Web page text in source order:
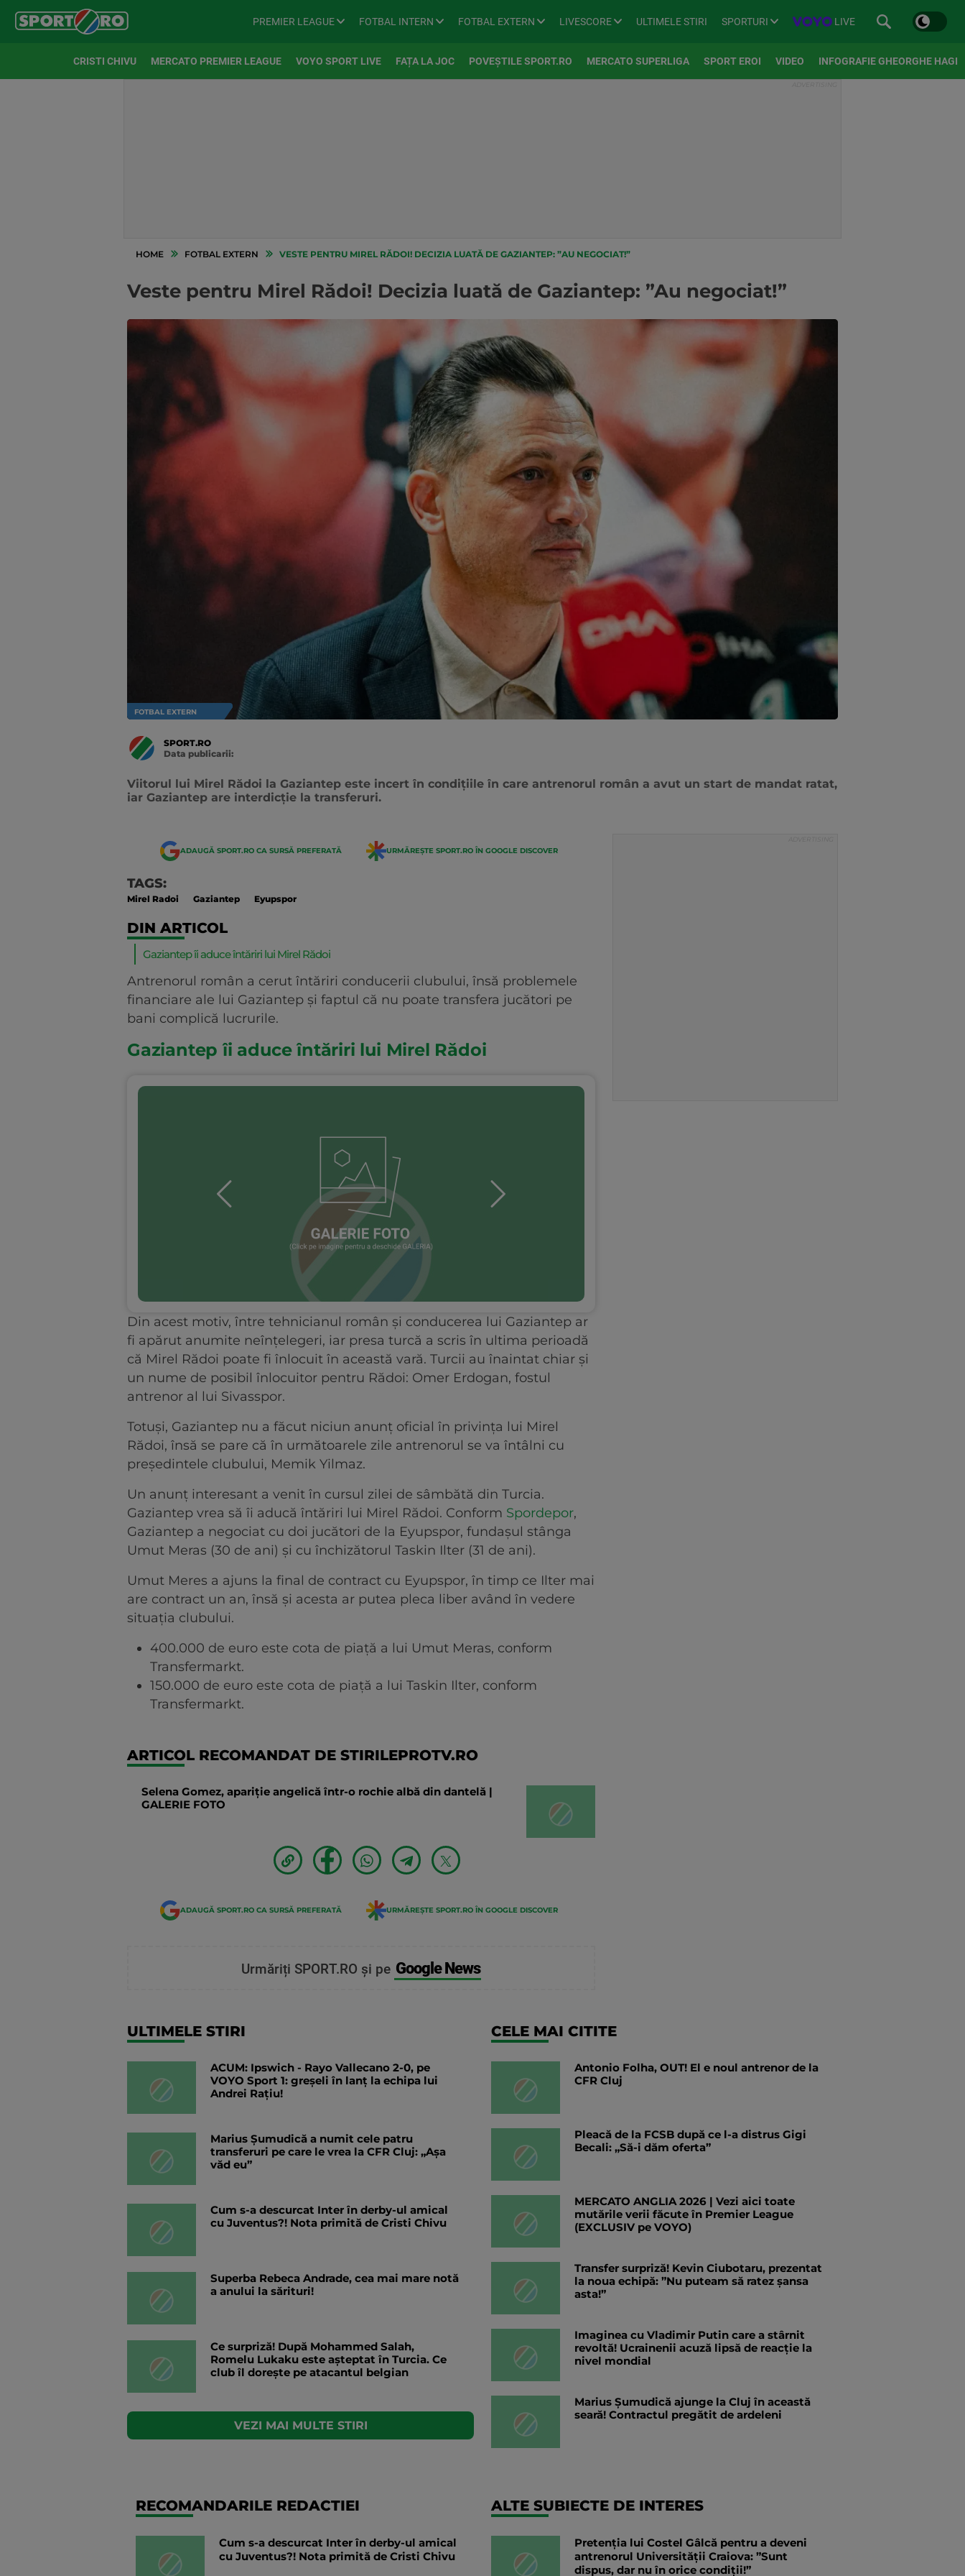
PREMIER LEAGUE FOTBAL INTERN FOTBAL EXTERN LIVESCORE ULTIMELE STIRI SPORTURI LIVE
CRISTI CHIVU MERCATO PREMIER LEAGUE VOYO SPORT LIVE FAȚA LA JOC POVEȘTILE SPORT.RO MERCATO SUPERLIGA SPORT EROI VIDEO INFOGRAFIE GHEORGHE HAGI
HOME FOTBAL EXTERN VESTE PENTRU MIREL RĂDOI! DECIZIA LUATĂ DE GAZIANTEP: ”AU NEGOCIAT!”
Veste pentru Mirel Rădoi! Decizia luată de Gaziantep: ”Au negociat!”
FOTBAL EXTERN
SPORT.RO
Data publicarii:
Viitorul lui Mirel Rădoi la Gaziantep este incert în condițiile în care antrenorul român a avut un start de mandat ratat,
iar Gaziantep are interdicție la transferuri.
ADAUGĂ SPORT.RO CA SURSĂ PREFERATĂ URMĂREȘTE SPORT.RO ÎN GOOGLE DISCOVER
TAGS:
Mirel Radoi Gaziantep Eyupspor
DIN ARTICOL
Gaziantep îi aduce întăriri lui Mirel Rădoi
Antrenorul român a cerut întăriri conducerii clubului, însă problemele
financiare ale lui Gaziantep și faptul că nu poate transfera jucători pe
bani complică lucrurile.
Gaziantep îi aduce întăriri lui Mirel Rădoi
Din acest motiv, între tehnicianul român și conducerea lui Gaziantep ar
fi apărut anumite neînțelegeri, iar presa turcă a scris în ultima perioadă
că Mirel Rădoi poate fi înlocuit în această vară. Turcii au înaintat chiar și
un nume de posibil înlocuitor pentru Rădoi: Omer Erdogan, fostul
antrenor al lui Sivasspor.
Totuși, Gaziantep nu a făcut niciun anunț oficial în privința lui Mirel
Rădoi, însă se pare că în următoarele zile antrenorul se va întâlni cu
președintele clubului, Memik Yilmaz.
Un anunț interesant a venit în cursul zilei de sâmbătă din Turcia.
Gaziantep vrea să îi aducă întăriri lui Mirel Rădoi. Conform Spordepor,
Gaziantep a negociat cu doi jucători de la Eyupspor, fundașul stânga
Umut Meras (30 de ani) și cu închizătorul Taskin Ilter (31 de ani).
Umut Meres a ajuns la final de contract cu Eyupspor, în timp ce Ilter mai
are contract un an, însă și acesta ar putea pleca liber având în vedere
situația clubului.
400.000 de euro este cota de piață a lui Umut Meras, conform
Transfermarkt.
150.000 de euro este cota de piață a lui Taskin Ilter, conform
Transfermarkt.
ARTICOL RECOMANDAT DE STIRILEPROTV.RO
Selena Gomez, apariție angelică într-o rochie albă din dantelă |
GALERIE FOTO
ADAUGĂ SPORT.RO CA SURSĂ PREFERATĂ URMĂREȘTE SPORT.RO ÎN GOOGLE DISCOVER
Urmăriți SPORT.RO și pe Google News
ULTIMELE STIRI
ACUM: Ipswich - Rayo Vallecano 2-0, pe
VOYO Sport 1: greșeli în lanț la echipa lui
Andrei Rațiu!
Marius Șumudică a numit cele patru
transferuri pe care le vrea la CFR Cluj: „Aşa
văd eu”
Cum s-a descurcat Inter în derby-ul amical
cu Juventus?! Nota primită de Cristi Chivu
Superba Rebeca Andrade, cea mai mare notă
a anului la sărituri!
Ce surpriză! După Mohammed Salah,
Romelu Lukaku este așteptat în Turcia. Ce
club îl dorește pe atacantul belgian
VEZI MAI MULTE STIRI
CELE MAI CITITE
Antonio Folha, OUT! El e noul antrenor de la
CFR Cluj
Pleacă de la FCSB după ce l-a distrus Gigi
Becali: „Să-i dăm oferta”
MERCATO ANGLIA 2026 | Vezi aici toate
mutările verii făcute în Premier League
(EXCLUSIV pe VOYO)
Transfer surpriză! Kevin Ciubotaru, prezentat
la noua echipă: ”Nu puteam să ratez șansa
asta!”
Imaginea cu Vladimir Putin care a stârnit
revoltă! Ucrainenii acuză lipsă de reacție la
nivel mondial
Marius Șumudică ajunge la Cluj în această
seară! Contractul pregătit de ardeleni
RECOMANDARILE REDACTIEI
Cum s-a descurcat Inter în derby-ul amical
cu Juventus?! Nota primită de Cristi Chivu
ALTE SUBIECTE DE INTERES
Pretenția lui Costel Gâlcă pentru a deveni
antrenorul Universității Craiova: ”Sunt
dispus, dar nu în orice condiții!”